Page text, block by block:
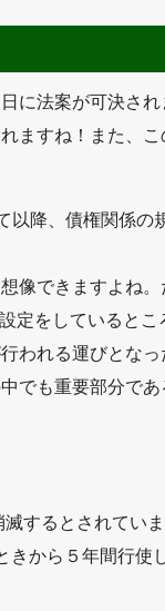
に法案が可決され
ますね！また、
以降、債権関係の
像できますよね
定をしていると
われる運びとなっ
でも重要部分で
するとされていま
きから５年間行使